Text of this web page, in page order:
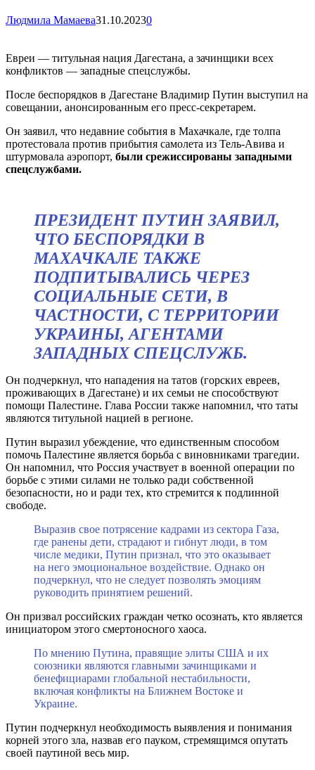
Людмила Мамаева31.10.20230
Евреи — титульная нация Дагестана, а зачинщики всех
конфликтов — западные спецслужбы.
После беспорядков в Дагестане Владимир Путин выступил на
совещании, анонсированным его пресс-секретарем.
Он заявил, что недавние события в Махачкале, где толпа
протестовала против прибытия самолета из Тель-Авива и
штурмовала аэропорт, были срежиссированы западными
спецслужбами.
ПРЕЗИДЕНТ ПУТИН ЗАЯВИЛ,
ЧТО БЕСПОРЯДКИ В
МАХАЧКАЛЕ ТАКЖЕ
ПОДПИТЫВАЛИСЬ ЧЕРЕЗ
СОЦИАЛЬНЫЕ СЕТИ, В
ЧАСТНОСТИ, С ТЕРРИТОРИИ
УКРАИНЫ, АГЕНТАМИ
ЗАПАДНЫХ СПЕЦСЛУЖБ.
Он подчеркнул, что нападения на татов (горских евреев,
проживающих в Дагестане) и их семьи не способствуют
помощи Палестине. Глава России также напомнил, что таты
являются титульной нацией в регионе.
Путин выразил убеждение, что единственным способом
помочь Палестине является борьба с виновниками трагедии.
Он напомнил, что Россия участвует в военной операции по
борьбе с этими силами не только ради собственной
безопасности, но и ради тех, кто стремится к подлинной
свободе.
Выразив свое потрясение кадрами из сектора Газа,
где ранены дети, страдают и гибнут люди, в том
числе медики, Путин признал, что это оказывает
на него эмоциональное воздействие. Однако он
подчеркнул, что не следует позволять эмоциям
руководить принятием решений.
Он призвал российских граждан четко осознать, кто является
инициатором этого смертоносного хаоса.
По мнению Путина, правящие элиты США и их
союзники являются главными зачинщиками и
бенефициарами глобальной нестабильности,
включая конфликты на Ближнем Востоке и
Украине.
Путин подчеркнул необходимость выявления и понимания
корней этого зла, назвав его пауком, стремящимся опутать
своей паутиной весь мир.